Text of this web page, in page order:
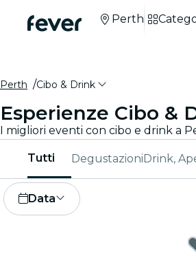
Perth
Perth Cibo & Drink
Esperienze Cibo &
I migliori eventi con cibo e drink a
Tutti DegustazioniDrink,
Data